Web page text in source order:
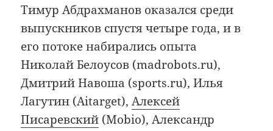
Тимур Абдрахманов оказался среди
выпускников спустя четыре года, и в
его потоке набирались опыта
Николай Белоусов (madrobots.ru),
Дмитрий Навоша (sports.ru), Илья
Лагутин (Aitarget),Алексей
Писаревский (Mobio), Александр